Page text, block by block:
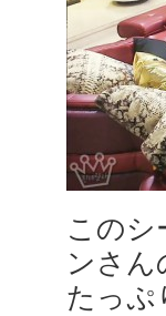
この
ンさん
たっぷ